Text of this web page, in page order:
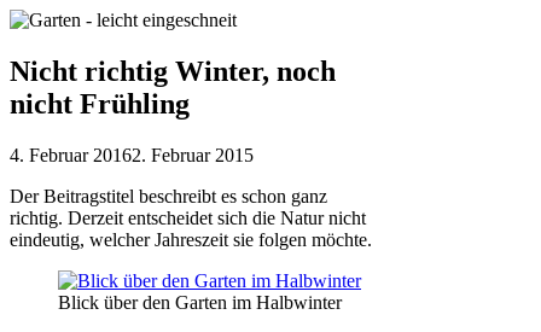
Nicht richtig Winter, noch
nicht Frühling
4. Februar 20162. Februar 2015
Der Beitragstitel beschreibt es schon ganz
richtig. Derzeit entscheidet sich die Natur nicht
eindeutig, welcher Jahreszeit sie folgen möchte.
Blick über den Garten im Halbwinter